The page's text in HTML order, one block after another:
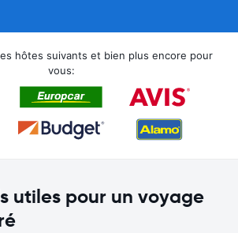
hôtes suivants et bien plus encore pour
vous:
utiles pour un voyage